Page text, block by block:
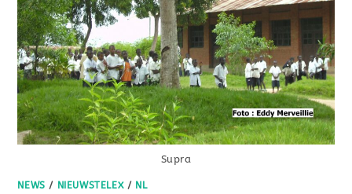
Supra
NEWS / NIEUWSTELEX/ NL